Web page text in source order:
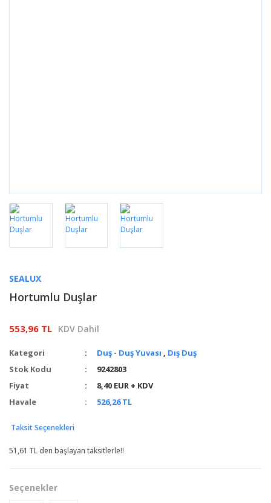
SEALUX
Hortumlu Duşlar
553,96 TL KDV Dahil
Kategori Duş - Duş Yuvası , Dış Duş
Stok Kodu
9242803
Fiyat
8,40 EUR + KDV
Havale
526,26 TL
Taksit Seçenekleri
51,61 TL den başlayan taksitlerle!!
Seçenekler